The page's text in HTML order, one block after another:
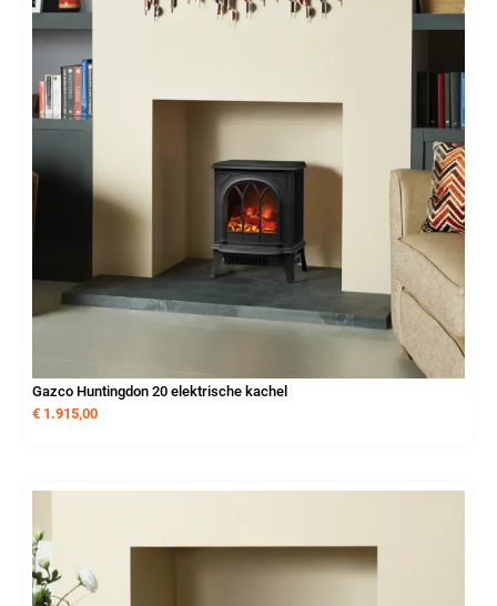
Gazco Huntingdon 20 elektrische kachel
€ 1.915,00